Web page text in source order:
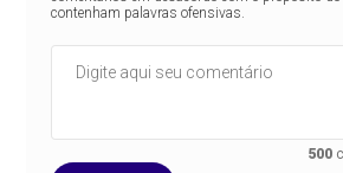
contenham palavras ofensivas.
500